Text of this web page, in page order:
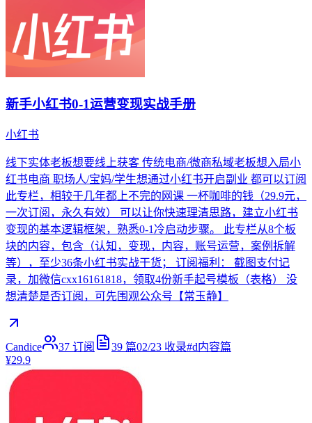
新手小红书0-1运营变现实战手册
小红书
线下实体老板想要线上获客 传统电商/微商私域老板想入局小
红书电商 职场人/宝妈/学生想通过小红书开启副业 都可以订阅
此专栏，相较于几年都上不完的网课 一杯咖啡的钱（29.9元，
一次订阅，永久有效） 可以让你快速理清思路，建立小红书
变现的基本逻辑框架，熟悉0-1冷启动步骤。 此专栏从8个板
块的内容，包含（认知，变现，内容，账号运营，案例拆解
等），至少36条小红书实战干货； 订阅福利： 截图支付记
录，加微信cxx16161818，领取4份新手起号模板（表格） 没
想清楚是否订阅，可先围观公众号【常玉静】
Candice 37 订阅 39 篇02/23 收录#d内容篇
¥29.9